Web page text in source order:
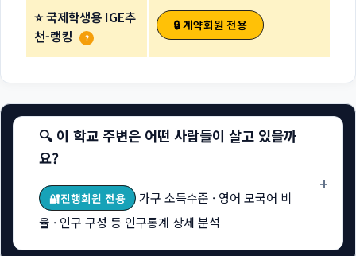
⭐ 국제학생용 IGE추
천-랭킹
?
🔒 계약회원 전용
🔍 이 학교 주변은 어떤 사람들이 살고 있을까
요?
🔐진행회원 전용
가구 소득수준 · 영어 모국어 비
율 · 인구 구성 등 인구통계 상세 분석
+